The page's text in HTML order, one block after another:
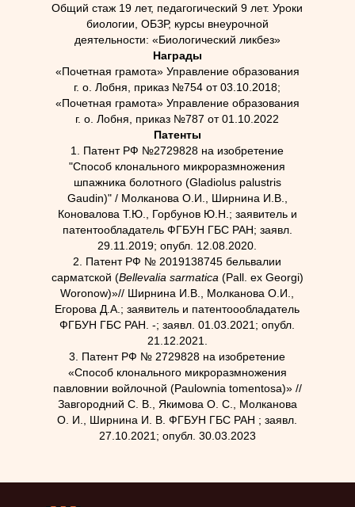
Общий стаж 19 лет, педагогический 9 лет. Уроки
биологии, ОБЗР, курсы внеурочной
деятельности: «Биологический ликбез»
Награды
«Почетная грамота» Управление образования
г. о. Лобня, приказ №754 от 03.10.2018;
«Почетная грамота» Управление образования
г. о. Лобня, приказ №787 от 01.10.2022
Патенты
1. Патент РФ №2729828 на изобретение
"Способ клонального микроразмножения
шпажника болотного (Gladiolus palustris
Gaudin)" / Молканова О.И., Ширнина И.В.,
Коновалова Т.Ю., Горбунов Ю.Н.; заявитель и
патентообладатель ФГБУН ГБС РАН; заявл.
29.11.2019; опубл. 12.08.2020.
2. Патент РФ № 2019138745 бельвалии
сарматской (Bellevalia sarmatica(Pall. ex Georgi)
Woronow)»// Ширнина И.В., Молканова О.И.,
Егорова Д.А.; заявитель и патентоообладатель
ФГБУН ГБС РАН. -; заявл. 01.03.2021; опубл.
21.12.2021.
3. Патент РФ № 2729828 на изобретение
«Способ клонального микроразмножения
павловнии войлочной (Paulownia tomentosa)» //
Завгородний С. В., Якимова О. С., Молканова
О. И., Ширнина И. В. ФГБУН ГБС РАН ; заявл.
27.10.2021; опубл. 30.03.2023